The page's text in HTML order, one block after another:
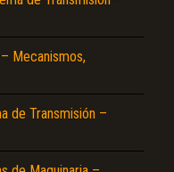
Mecanismos,
de Transmisión –
el contenido.